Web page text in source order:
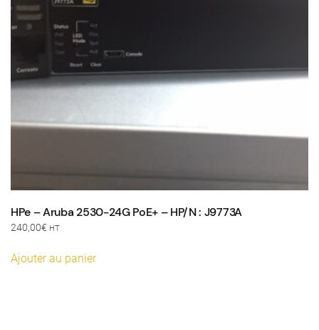
HPe – Aruba 2530-24G PoE+ – HP/N : J9773A
240,00€ HT
Ajouter au panier